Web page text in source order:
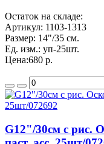
Остаток на складе:
Артикул: 1103-1313
Размер: 14"/35 см.
Ед. изм.: уп-25шт.
Цена:680 р.
G12"/30см с рис.